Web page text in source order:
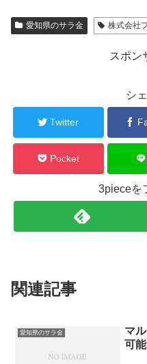
愛知県のサラ金 株式会社
スポン
シ
Twitter
Pocket
3pieceを
関連記事
愛知県のサラ金
マ
可